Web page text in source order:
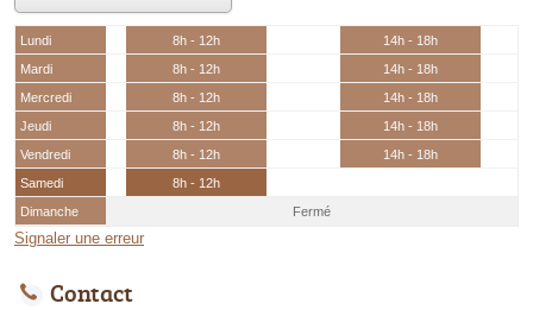
Lundi 8h - 12h
14h - 18h
Mardi
8h - 12h
14h - 18h
Mercredi
8h - 12h
14h - 18h
Jeudi
8h - 12h
14h - 18h
Vendredi
8h - 12h
14h - 18h
Samedi
8h - 12h
Dimanche
Fermé
Signaler une erreur
Contact